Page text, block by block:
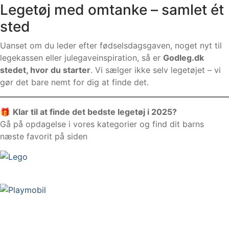
Legetøj med omtanke – samlet ét
sted
Uanset om du leder efter fødselsdagsgaven, noget nyt til
legekassen eller julegaveinspiration, så er Godleg.dk
stedet, hvor du starter. Vi sælger ikke selv legetøjet – vi
gør det bare nemt for dig at finde det.
🎁 Klar til at finde det bedste legetøj i 2025?
Gå på opdagelse i vores kategorier og find dit barns
næste favorit på siden